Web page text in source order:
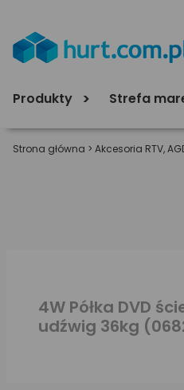
Produkty Strefa
Strona główna > Akcesoria RTV,
4W Półka DVD
udźwig 36kg